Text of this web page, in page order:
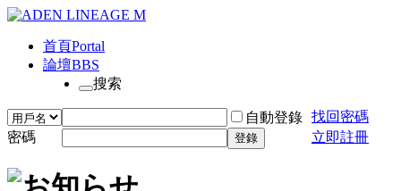
首頁Portal
論壇BBS
搜索
自動登錄 找回密碼
密碼
登錄 立即註冊